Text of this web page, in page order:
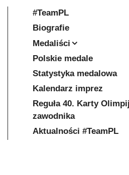
#TeamPL
Biografie
Medaliści
Polskie medale
Statystyka medalowa
Kalendarz imprez
Reguła 40. Karty
zawodnika
Aktualności #TeamPL